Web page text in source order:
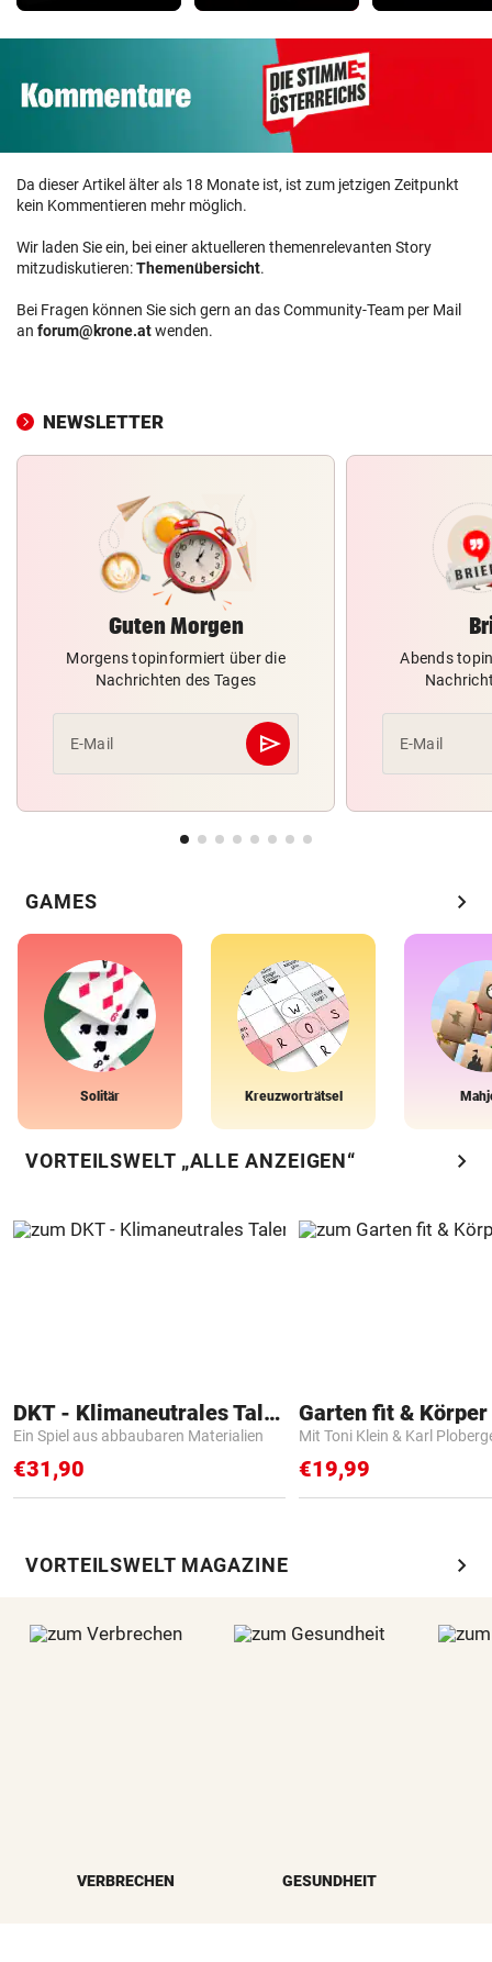
Da dieser Artikel älter als 18 Monate ist, ist zum jetzigen Zeitpunkt
kein Kommentieren mehr möglich.
Wir laden Sie ein, bei einer aktuelleren themenrelevanten Story
mitzudiskutieren:Themenübersicht.
Bei Fragen können Sie sich gern an das Community-Team per Mail
an forum@krone.atwenden.
NEWSLETTER
Guten Morgen
Morgens topinformiert über die
Nachrichten des Tages
E-Mail send
Abschicken
Abends
E-Mail
GAMES chevron_right
Solitär Kreuzworträtsel
VORTEILSWELT „ALLE ANZEIGEN“ chevron_right
DKT - Klimaneutrales Talent
Ein Spiel aus abbaubaren Materialien
€31,90
Garten fit &
Mit Toni Klein & Karl
€19,99
VORTEILSWELT MAGAZINE chevron_right
VERBRECHEN GESUNDHEIT